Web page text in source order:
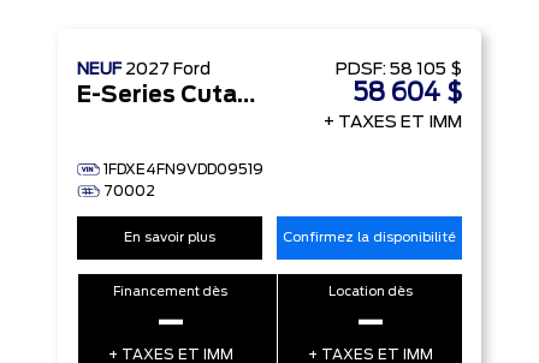
NEUF 2027 Ford
E-Series Cutaway
1FDXE4FN9VDD09519
70002
PDSF: 58 105 $
58 604 $
+ TAXES ET IMM
En savoir plus Confirmez la disponibilité
Financement dès
–
+ TAXES ET IMM
Location dès
–
+ TAXES ET IMM